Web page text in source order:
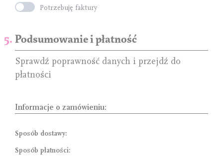
Potrzebuję faktury
Podsumowanie i płatność
Sprawdź poprawność danych i przejdź do
płatności
Informacje o zamówieniu:
Sposób dostawy:
Sposób płatności: